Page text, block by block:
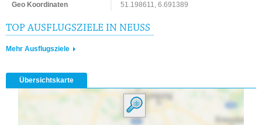
Geo Koordinaten
51.198611, 6.691389
TOP AUSFLUGSZIELE IN NEUSS
Mehr Ausflugsziele
Übersichtskarte